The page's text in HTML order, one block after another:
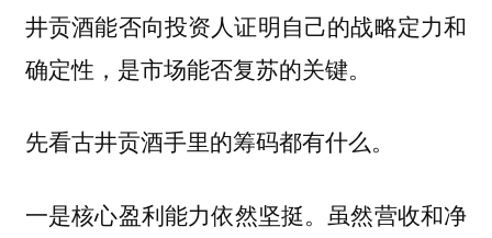
井贡酒能否向投资人证明自己的战略定力和
确定性，是市场能否复苏的关键。
先看古井贡酒手里的筹码都有什么。
一是核心盈利能力依然坚挺。虽然营收和净